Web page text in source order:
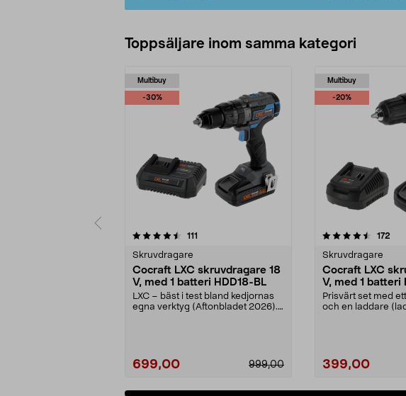
Toppsäljare inom samma kategori
Multibuy
-30%
111
Skruvdragare
Cocraft LXC skruvdragare 18
V, med 1 batteri HDD18-BL
LXC – bäst i test bland kedjornas
egna verktyg (Aftonbladet 2026).
699,00 999,00
Multibuy
-20%
4.5 av 5 stjärnor 172
Skruvdragare
Cocraft LXC
V, med 1 batteri
Prisvärt set med
och en laddare
399,00
4.5 av 5